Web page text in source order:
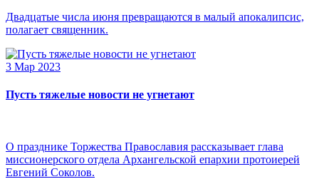
Двадцатые числа июня превращаются в малый апокалипсис,
полагает священник.
3 Мар 2023
Пусть тяжелые новости не угнетают
О празднике Торжества Православия рассказывает глава
миссионерского отдела Архангельской епархии протоиерей
Евгений Соколов.